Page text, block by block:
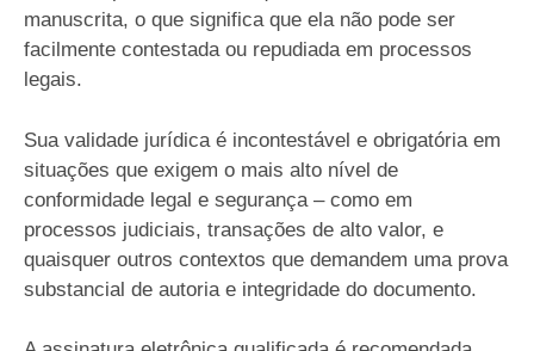
manuscrita, o que significa que ela não pode ser
facilmente contestada ou repudiada em processos
legais.
Sua validade jurídica é incontestável e obrigatória em
situações que exigem o mais alto nível de
conformidade legal e segurança – como em
processos judiciais, transações de alto valor, e
quaisquer outros contextos que demandem uma prova
substancial de autoria e integridade do documento.